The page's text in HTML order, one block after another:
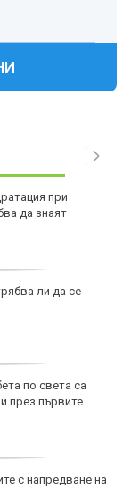
при
да знаят
ли да се
по света са
през първите
с напредване на